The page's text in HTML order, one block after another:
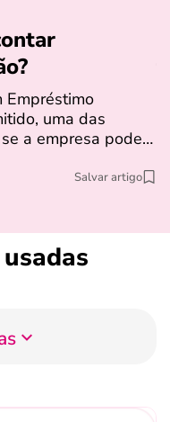
Empréstimo
uma das
a empresa pode…
Salvar artigo